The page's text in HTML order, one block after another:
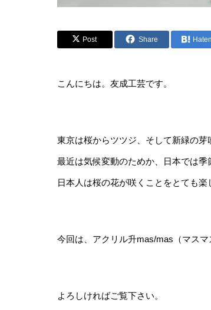
Post Share
こんにちは。友成工芸です。
東京は桜からツツジ、そして新緑の芽
最近は気候変動のためか、日本では
日本人は桜の花が咲くことをとても楽
今回は、アクリル升mas/mas（マス
よろしければご覧下さい。